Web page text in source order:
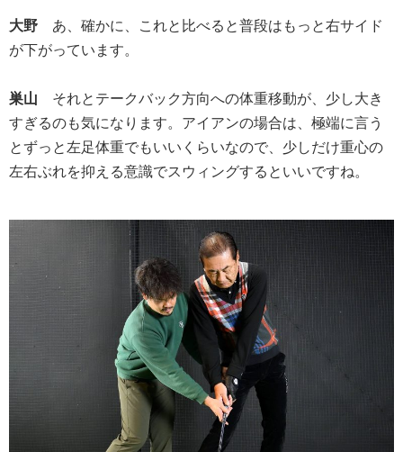
大野 あ、確かに、これと比べると普段はもっと右サイド
が下がっています。
巣山 それとテークバック方向への体重移動が、少し大き
すぎるのも気になります。アイアンの場合は、極端に言う
とずっと左足体重でもいいくらいなので、少しだけ重心の
左右ぶれを抑える意識でスウィングするといいですね。